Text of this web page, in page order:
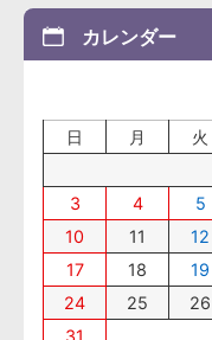
カレンダー
日 月 火
3
4 5
10
11 12
17
18 19
24
25 26
31